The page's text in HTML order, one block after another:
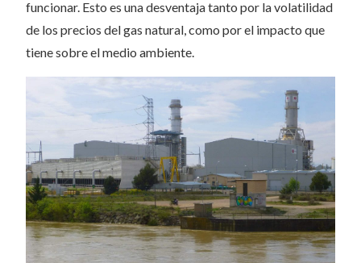
funcionar. Esto es una desventaja tanto por la volatilidad
de los precios del gas natural, como por el impacto que
tiene sobre el medio ambiente.